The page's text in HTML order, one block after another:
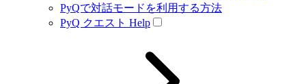
PyQで対話モードを利用する方法
PyQ クエスト Help